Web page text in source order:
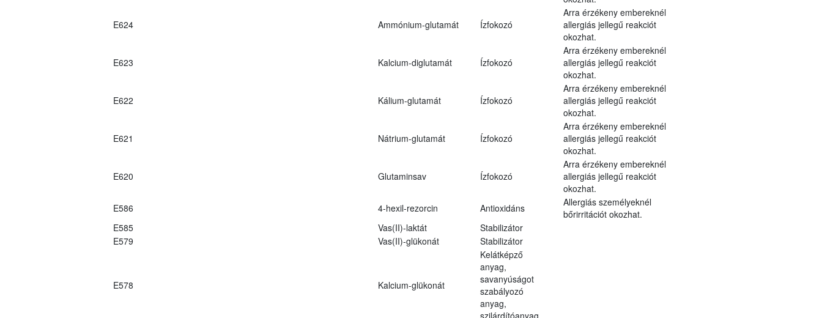
E624 Ammónium-glutamát Ízfokozó
Arra érzékeny embereknél
allergiás jellegű reakciót
okozhat.
E623 Kalcium-diglutamát Ízfokozó
Arra érzékeny embereknél
allergiás jellegű reakciót
okozhat.
E622 Kálium-glutamát Ízfokozó
Arra érzékeny embereknél
allergiás jellegű reakciót
okozhat.
E621 Nátrium-glutamát Ízfokozó
Arra érzékeny embereknél
allergiás jellegű reakciót
okozhat.
E620 Glutaminsav Ízfokozó
Arra érzékeny embereknél
allergiás jellegű reakciót
okozhat.
E586
4-hexil-rezorcin Antioxidáns
Allergiás személyeknél
bőrirritációt okozhat.
E585
Vas(II)-laktát
Stabilizátor
E579
Vas(II)-glükonát Stabilizátor
E578 Kalcium-glükonát
Kelátképző
anyag,
savanyúságot
szabályozó
anyag,
szilárdítóanyag